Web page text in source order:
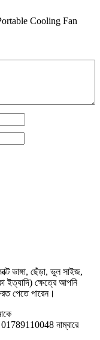
Cooling Fan
ভাঙ্গা, ছেঁড়া, ভুল সাইজ,
ইত্যাদি) ক্ষেত্রে আপনি
পেতে পারেন।
নাম্বারে